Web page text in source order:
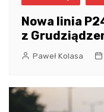
Nowa linia
z
Paweł Kolasa